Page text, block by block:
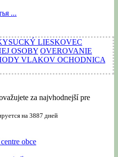
...
LIESKOVEC
OSOBY OVEROVANIE
VLAKOV OCHODNICA
za najvhodnejší pre
на 3887 дней
obce